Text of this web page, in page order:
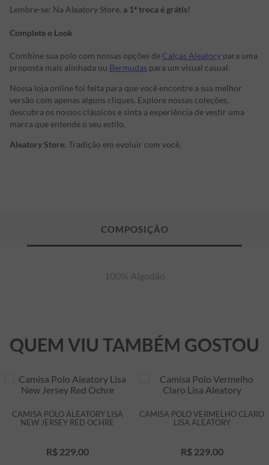
Lembre-se: Na Aleatory Store, a 1ª troca é grátis!
Complete o Look
Combine sua polo com nossas opções de Calças Aleatory para uma
proposta mais alinhada ou Bermudas para um visual casual.
Nossa loja online foi feita para que você encontre a sua melhor
versão com apenas alguns cliques. Explore nossas coleções,
descubra os nossos clássicos e sinta a experiência de vestir uma
marca que entende o seu estilo.
Aleatory Store: Tradição em evoluir com você.
100% Algodão
QUEM VIU TAMBÉM GOSTOU
CAMISA POLO ALEATORY LISA
NEW JERSEY RED OCHRE
R$ 229,00
CAMISA POLO VERMELHO CLARO
LISA ALEATORY
R$ 229,00